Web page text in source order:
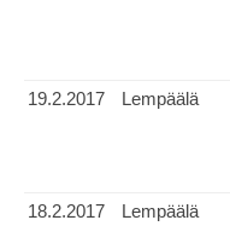
19.2.2017 Lempäälä
18.2.2017 Lempäälä